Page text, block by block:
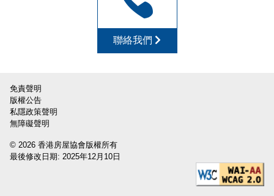
聯絡我們
免責聲明
版權公告
私隱政策聲明
無障礙聲明
© 2026 香港房屋協會版權所有
最後修改日期: 2025年12月10日